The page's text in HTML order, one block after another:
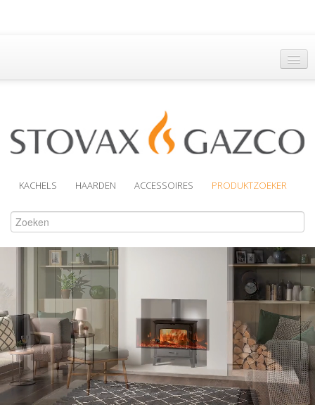
Hoofdpagina
Brochures
KACHELS HAARDEN ACCESSOIRES PRODUKTZOEKER